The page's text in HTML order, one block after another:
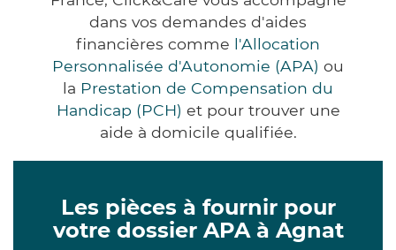
dans vos demandes d'aides
financières comme l'Allocation
Personnalisée d'Autonomie (APA) ou
la Prestation de Compensation du
Handicap (PCH) et pour trouver une
aide à domicile qualifiée.
Les pièces à fournir pour
votre dossier APA à Agnat